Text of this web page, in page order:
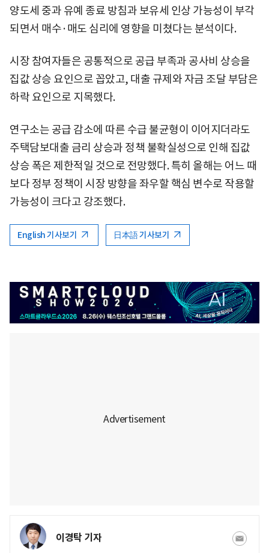
양도세 중과 유예 종료 방침과 보유세 인상 가능성이 부각
되면서 매수·매도 심리에 영향을 미쳤다는 분석이다.
시장 참여자들은 공통적으로 공급 부족과 공사비 상승을
집값 상승 요인으로 꼽았고, 대출 규제와 자금 조달 부담은
하락 요인으로 지목했다.
연구소는 공급 감소에 따른 수급 불균형이 이어지더라도
주택담보대출 금리 상승과 정책 불확실성으로 인해 집값
상승 폭은 제한적일 것으로 전망했다. 특히 올해는 어느 때
보다 정부 정책이 시장 방향을 좌우할 핵심 변수로 작용할
가능성이 크다고 강조했다.
English 기사보기 日本語 기사보기
이경탁 기자